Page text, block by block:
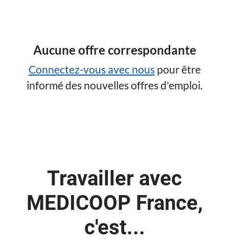
Aucune offre correspondante
Connectez-vous avec nouspour être
informé des nouvelles offres d'emploi.
Travailler avec
MEDICOOP France,
c'est...